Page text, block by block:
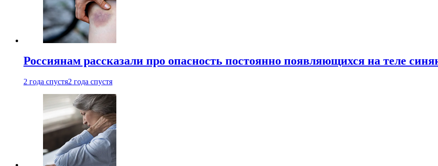
Россиянам рассказали про опасность постоянно появляющихся на теле
2 года спустя2 года спустя